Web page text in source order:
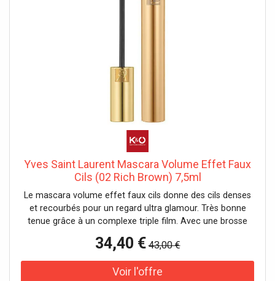
Yves Saint Laurent Mascara Volume Effet Faux
Cils (02 Rich Brown) 7,5ml
Le mascara volume effet faux cils donne des cils denses
et recourbés pour un regard ultra glamour. Très bonne
tenue grâce à un complexe triple film. Avec une brosse
Convient aux yeux sensibles et aux porteuses de lentilles
de contact. Effet : volumateur, épaississant
Caractéristique : longue tenue Il n'y a pas de précautions
34,40 € 43,00 €